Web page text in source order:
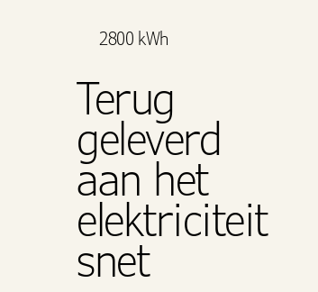
2800 kWh
Terug
geleverd
aan het
elektriciteit
snet